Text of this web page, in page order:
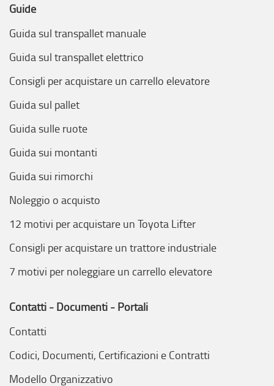
Guide
Guida sul transpallet manuale
Guida sul transpallet elettrico
Consigli per acquistare un carrello elevatore
Guida sul pallet
Guida sulle ruote
Guida sui montanti
Guida sui rimorchi
Noleggio o acquisto
12 motivi per acquistare un Toyota Lifter
Consigli per acquistare un trattore industriale
7 motivi per noleggiare un carrello elevatore
Contatti - Documenti - Portali
Contatti
Codici, Documenti, Certificazioni e Contratti
Modello Organizzativo